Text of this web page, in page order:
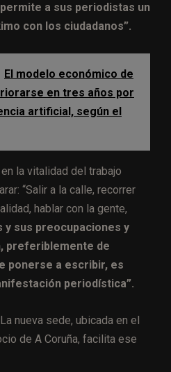
a sus periodistas un
con los ciudadanos”.
El modelo económico de
en tres años por
artificial, según el
la vitalidad del trabajo
“Salir a la calle, recorrer
hablar con la gente,
sus preocupaciones y
preferiblemente de
ponerse a escribir, es
periodística”.
nueva sede, ubicada en el
de A Coruña, facilita ese